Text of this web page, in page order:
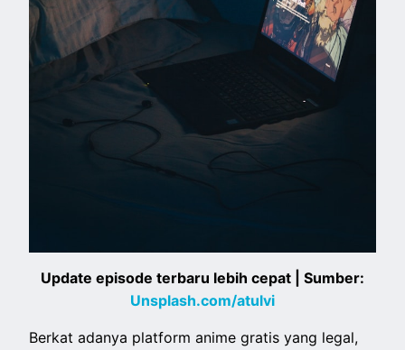
Update episode terbaru lebih cepat | Sumber:
Unsplash.com/atulvi
Berkat adanya platform anime gratis yang legal,